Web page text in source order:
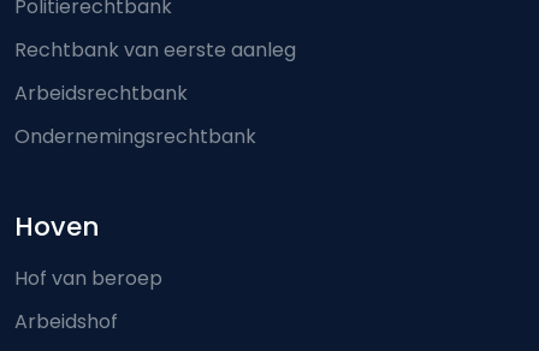
Politierechtbank
Rechtbank van eerste aanleg
Arbeidsrechtbank
Ondernemingsrechtbank
Hoven
Hof van beroep
Arbeidshof